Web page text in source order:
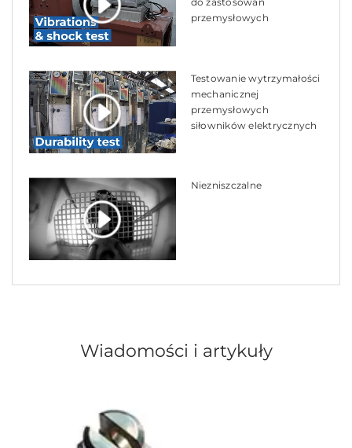
przemysłowych
Testowanie wytrzymałości
mechanicznej
przemysłowych
siłowników elektrycznych
Niezniszczalne
Wiadomości i artykuły